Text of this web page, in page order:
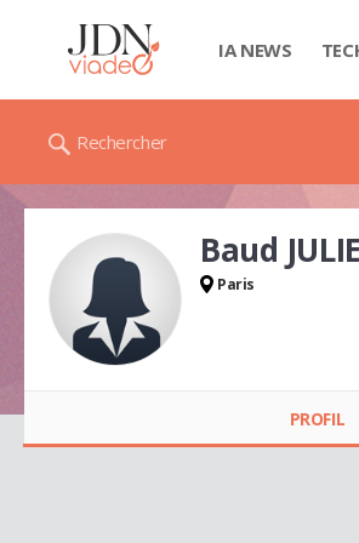
IA NEWS
Rechercher
Baud
Paris
PROFIL